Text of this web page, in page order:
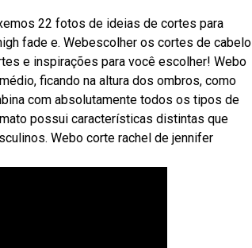
22 fotos de ideias de cortes para
fade e. Webescolher os cortes de cabelo
e inspirações para você escolher! Webo
ficando na altura dos ombros, como
com absolutamente todos os tipos de
possui características distintas que
Webo corte rachel de jennifer